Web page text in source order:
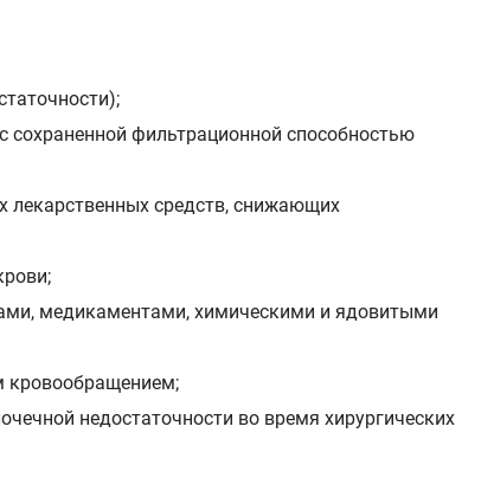
сохраненной фильтрационной способностью
лекарственных средств, снижающих
медикаментами, химическими и ядовитыми
кровообращением;
недостаточности во время хирургических